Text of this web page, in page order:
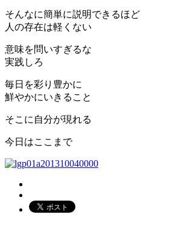
そんなに簡単に説明できるほど
人の存在は軽くない
意味を問いすぎるな
実践しろ
毎日を彩り豊かに
鮮やかにいきること
そこに自分が現れる
今日はここまで